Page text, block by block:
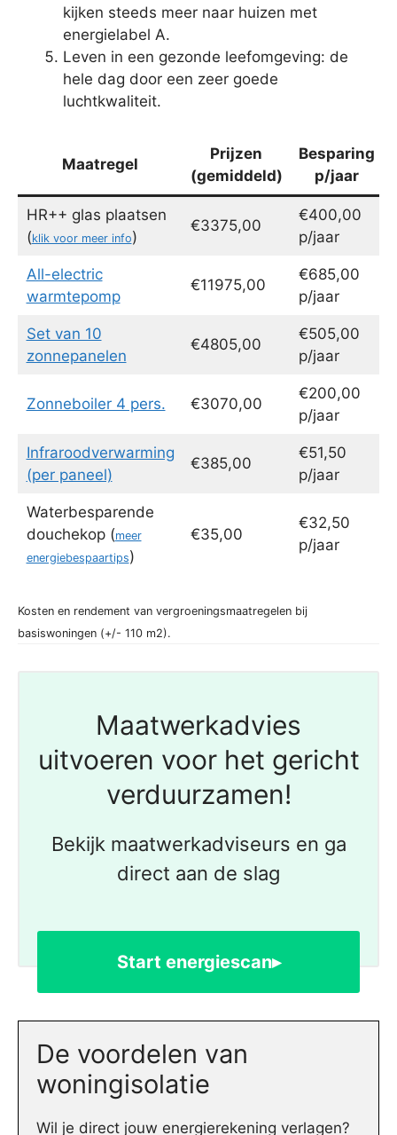
kijken steeds meer naar huizen met
energielabel A.
Leven in een gezonde leefomgeving: de
hele dag door een zeer goede
luchtkwaliteit.
Maatregel
Prijzen
(gemiddeld)
Besparing
p/jaar
HR++ glas plaatsen
(klik voor meer info)
€3375,00
€400,00
p/jaar
All-electric
warmtepomp
€11975,00
€685,00
p/jaar
Set van 10
zonnepanelen
€4805,00
€505,00
p/jaar
Zonneboiler 4 pers. €3070,00
€200,00
p/jaar
Infraroodverwarming
(per paneel)
€385,00
€51,50
p/jaar
Waterbesparende
douchekop (meer
energiebespaartips)
€35,00
€32,50
p/jaar
Kosten en rendement van vergroeningsmaatregelen bij
basiswoningen (+/- 110 m2).
Maatwerkadvies
uitvoeren voor het gericht
verduurzamen!
Bekijk maatwerkadviseurs en ga
direct aan de slag
Start energiescan▸
De voordelen van
woningisolatie
Wil je direct jouw energierekening verlagen?